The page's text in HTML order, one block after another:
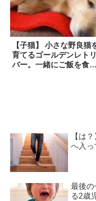
【子猫】 小さな野良猫
育てるゴールデンレトリ
バー。一緒にご飯を食べ
【は
へ入
最後の
る2歳